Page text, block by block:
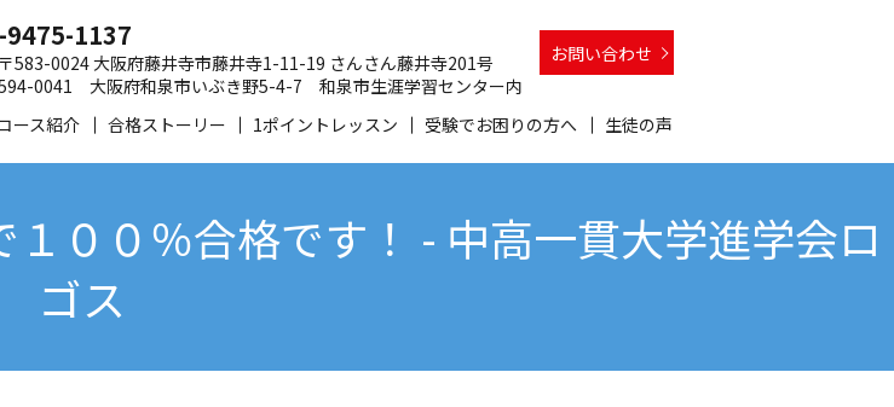
ース紹介 合格ストーリー 1ポイントレッスン 受験でお困りの方へ 生徒の声
9475-1137
583-0024 大阪府藤井寺市藤井寺1-11-19 さんさん藤井寺201号
0041 大阪府和泉市いぶき野5-4-7 和泉市生涯学習センター内
お問い合わせ
００％合格です！ - 中高一貫大学進学会ロ
ゴス